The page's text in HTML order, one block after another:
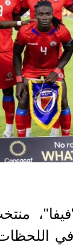
قميصه الرسمي لكأس